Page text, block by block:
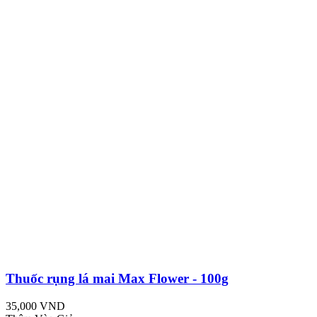
Thuốc rụng lá mai Max Flower - 100g
35,000 VND